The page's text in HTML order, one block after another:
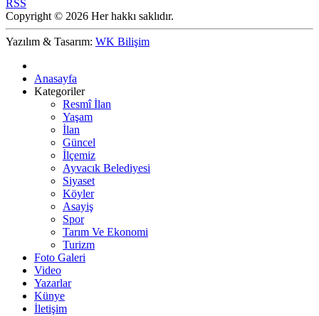
RSS
Copyright © 2026 Her hakkı saklıdır.
Yazılım & Tasarım: WK Bilişim
Anasayfa
Kategoriler
Resmî İlan
Yaşam
İlan
Güncel
İlçemiz
Ayvacık Belediyesi
Siyaset
Köyler
Asayiş
Spor
Tarım Ve Ekonomi
Turizm
Foto Galeri
Video
Yazarlar
Künye
İletişim